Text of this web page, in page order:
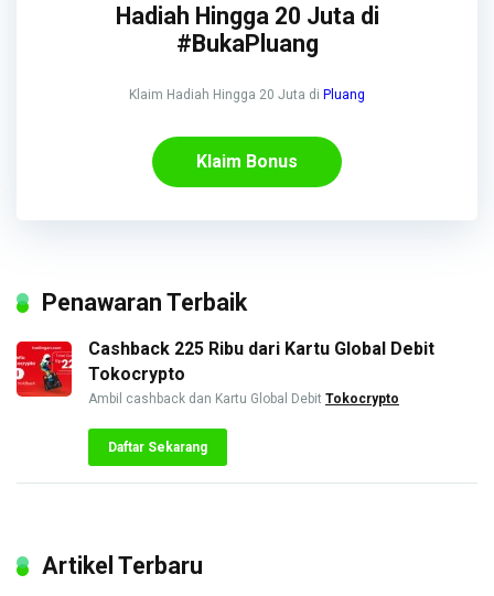
Hadiah Hingga 20 Juta di
#BukaPluang
Klaim Hadiah Hingga 20 Juta di Pluang
Klaim Bonus
Penawaran Terbaik
Cashback 225 Ribu dari Kartu Global Debit
Tokocrypto
Ambil cashback dan Kartu Global Debit Tokocrypto
Daftar Sekarang
Artikel Terbaru